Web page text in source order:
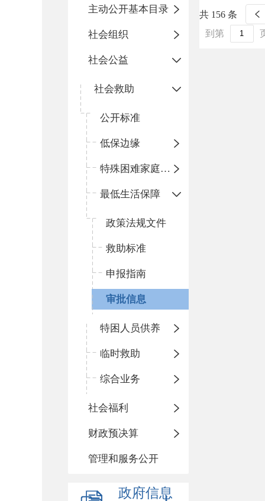
主动公开基本目录
社会组织
社会公益
社会救助
公开标准
低保边缘
特殊困难家庭照护
最低生活保障
政策法规文件
救助标准
申报指南
审批信息
特困人员供养
临时救助
综合业务
社会福利
财政预决算
管理和服务公开
政府信息
共 156 条
到第